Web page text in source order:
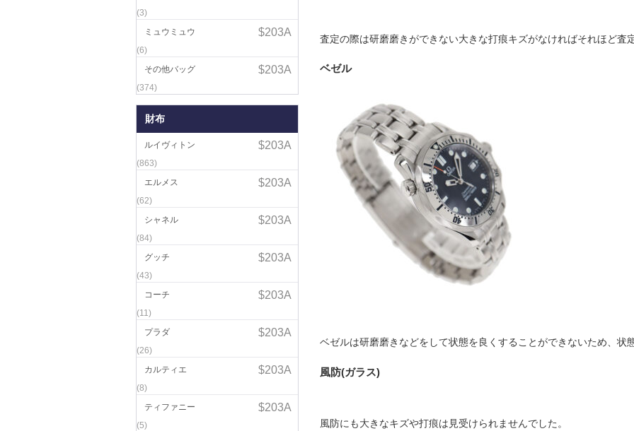
査定の際は研磨磨きができない大きな打痕キズがなければそれほど査
ベゼル
ベゼルは研磨磨きなどをして状態を良くすることができないため、状
風防(ガラス)
風防にも大きなキズや打痕は見受けられませんでした。
(3)
ミュウミュウ
(6)
その他バッグ
(374)
財布
ルイヴィトン
(863)
エルメス
(62)
シャネル
(84)
グッチ
(43)
コーチ
(11)
プラダ
(26)
カルティエ
(8)
ティファニー
(5)